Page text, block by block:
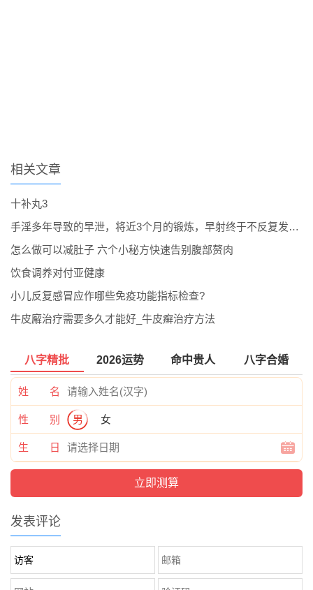
相关文章
十补丸3
手淫多年导致的早泄，将近3个月的锻炼，早射终于不反复发作了。
怎么做可以减肚子 六个小秘方快速告别腹部赘肉
饮食调养对付亚健康
小儿反复感冒应作哪些免疫功能指标检查?
牛皮廨治疗需要多久才能好_牛皮癣治疗方法
八字精批 2026运势 命中贵人 八字合婚
姓 名
性 别 男 女
生 日
发表评论